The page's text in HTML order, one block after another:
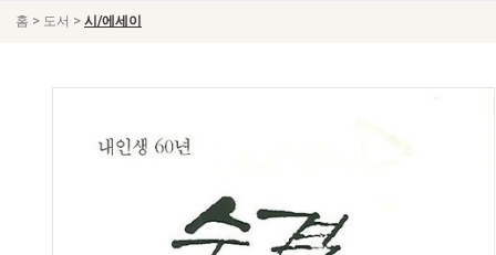
홈 > 도서 > 시/에세이